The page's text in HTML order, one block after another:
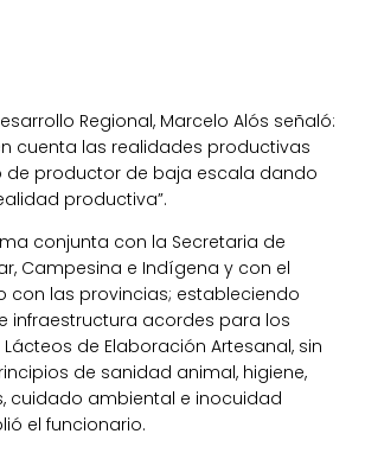
Regional, Marcelo Alós señaló:
cuenta las realidades productivas
de productor de baja escala dando
productiva”.
conjunta con la Secretaria de
Campesina e Indígena y con el
con las provincias; estableciendo
infraestructura acordes para los
de Elaboración Artesanal, sin
de sanidad animal, higiene,
cuidado ambiental e inocuidad
el funcionario.